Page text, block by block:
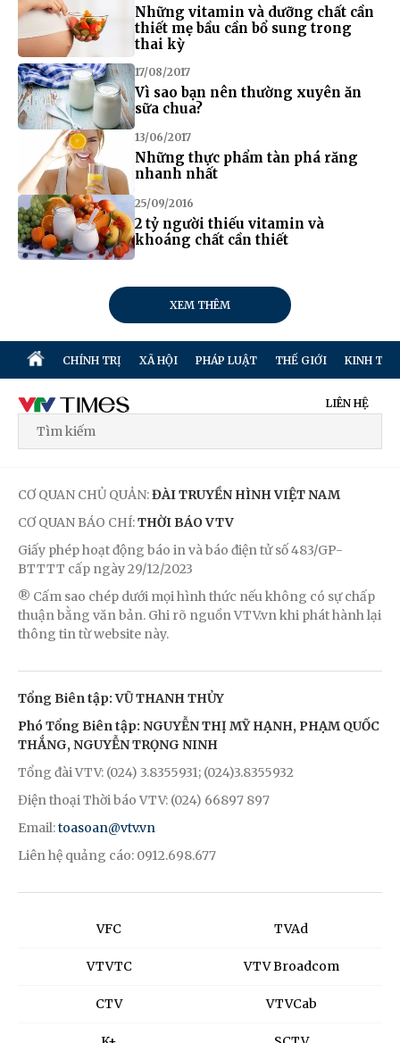
Những vitamin và dưỡng chất cần
thiết mẹ bầu cần bổ sung trong
thai kỳ
17/08/2017
Vì sao bạn nên thường xuyên ăn
sữa chua?
13/06/2017
Những thực phẩm tàn phá răng
nhanh nhất
25/09/2016
2 tỷ người thiếu vitamin và
khoáng chất cần thiết
XEM THÊM
CHÍNH TRỊ XÃ HỘI PHÁP LUẬT THẾ GIỚI KINH TẾ
LIÊN HỆ
CƠ QUAN CHỦ QUẢN:ĐÀI TRUYỀN HÌNH VIỆT NAM
CƠ QUAN BÁO CHÍ:THỜI BÁO VTV
Giấy phép hoạt động báo in và báo điện tử số 483/GP-
BTTTT cấp ngày 29/12/2023
® Cấm sao chép dưới mọi hình thức nếu không có sự chấp
thuận bằng văn bản. Ghi rõ nguồn VTV.vn khi phát hành lại
thông tin từ website này.
Tổng Biên tập: VŨ THANH THỦY
Phó Tổng Biên tập: NGUYỄN THỊ MỸ HẠNH, PHẠM QUỐC
THẮNG, NGUYỄN TRỌNG NINH
Tổng đài VTV: (024) 3.8355931; (024)3.8355932
Điện thoại Thời báo VTV: (024) 66897 897
Email:toasoan@vtv.vn
Liên hệ quảng cáo: 0912.698.677
VFC
VTVTC
CTV
TVAd
VTV Broadcom
VTVCab